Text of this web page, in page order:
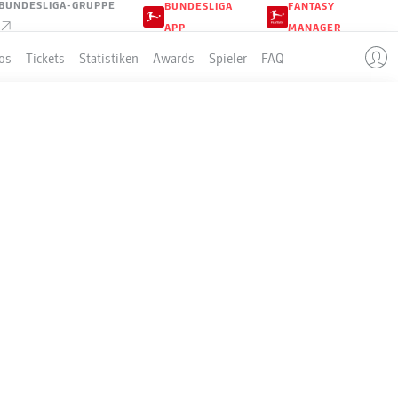
BUNDESLIGA-GRUPPE
BUNDESLIGA
APP
FANTASY
MANAGER
Tickets Statistiken Awards Spieler FAQ